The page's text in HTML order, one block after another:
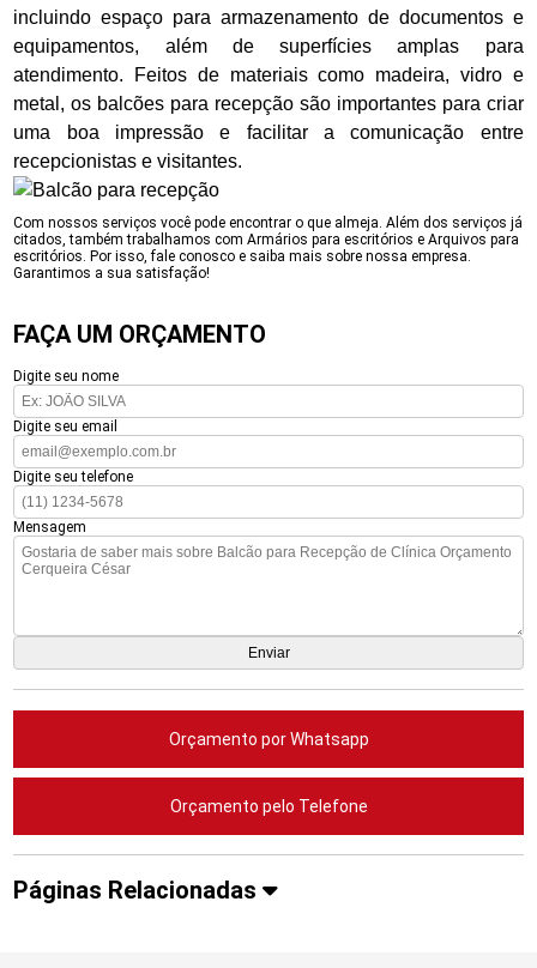
incluindo espaço para armazenamento de documentos e
equipamentos, além de superfícies amplas para
atendimento. Feitos de materiais como madeira, vidro e
metal, os balcões para recepção são importantes para criar
uma boa impressão e facilitar a comunicação entre
recepcionistas e visitantes.
Com nossos serviços você pode encontrar o que almeja. Além dos serviços já
citados, também trabalhamos com Armários para escritórios e Arquivos para
escritórios. Por isso, fale conosco e saiba mais sobre nossa empresa.
Garantimos a sua satisfação!
FAÇA UM ORÇAMENTO
Digite seu nome
Digite seu email
Digite seu telefone
Mensagem
Orçamento por Whatsapp
Orçamento pelo Telefone
Páginas Relacionadas